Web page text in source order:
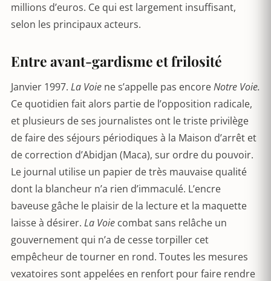
millions d’euros. Ce qui est largement insuffisant,
selon les principaux acteurs.
Entre avant-gardisme et frilosité
Janvier 1997. La Voie ne s’appelle pas encoreNotre Voie.
Ce quotidien fait alors partie de l’opposition radicale,
et plusieurs de ses journalistes ont le triste privilège
de faire des séjours périodiques à la Maison d’arrêt et
de correction d’Abidjan (Maca), sur ordre du pouvoir.
Le journal utilise un papier de très mauvaise qualité
dont la blancheur n’a rien d’immaculé. L’encre
baveuse gâche le plaisir de la lecture et la maquette
laisse à désirer. La Voie combat sans relâche un
gouvernement qui n’a de cesse torpiller cet
empêcheur de tourner en rond. Toutes les mesures
vexatoires sont appelées en renfort pour faire rendre